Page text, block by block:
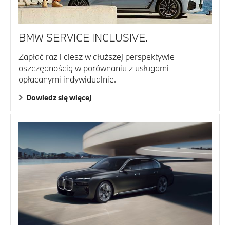
BMW SERVICE INCLUSIVE.
Zapłać raz i ciesz w dłuższej perspektywie
oszczędnością w porównaniu z usługami
opłacanymi indywidualnie.
Dowiedz się więcej